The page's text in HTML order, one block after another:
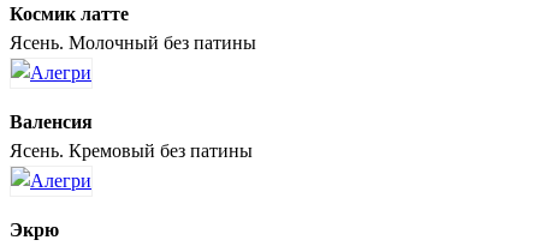
Космик латте
Ясень. Молочный без патины
Валенсия
Ясень. Кремовый без патины
Экрю